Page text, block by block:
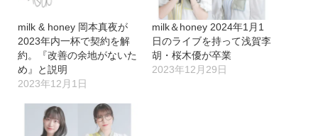
milk & honey 岡本真夜が
2023年内一杯で契約を解
約。『改善の余地がないた
め』と説明
2023年12月1日
milk＆honey 2024年1月1
日のライブを持って浅賀李
胡・桜木優が卒業
2023年12月29日